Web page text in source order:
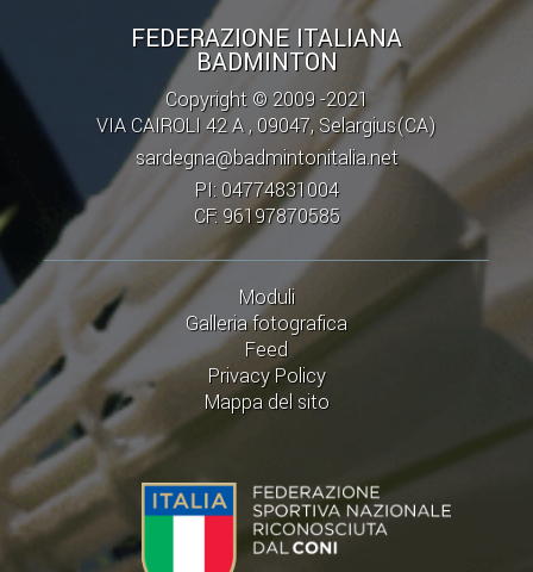
FEDERAZIONE ITALIANA
BADMINTON
Copyright © 2009 -2021
VIA CAIROLI 42 A , 09047, Selargius(CA)
sardegna@badmintonitalia.net
PI: 04774831004
CF: 96197870585
Moduli
Galleria fotografica
Feed
Privacy Policy
Mappa del sito